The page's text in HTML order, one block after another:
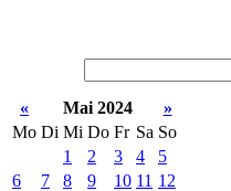
« Mai 2024
»
Mo Di Mi Do Fr Sa So
1
2 3 4
5
6
7 8 9 10 11 12